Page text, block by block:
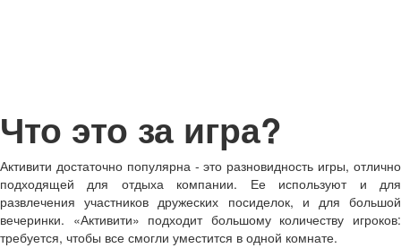
Что это за игра?
Активити достаточно популярна - это разновидность игры, отлично
подходящей для отдыха компании. Ее используют и для
развлечения участников дружеских посиделок, и для большой
вечеринки. «Активити» подходит большому количеству игроков:
требуется, чтобы все смогли уместится в одной комнате.